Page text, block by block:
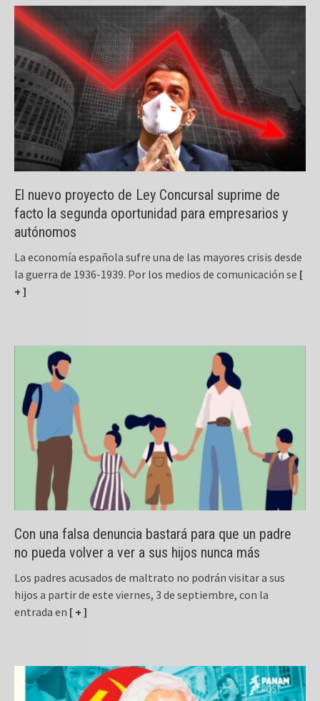
El nuevo proyecto de Ley Concursal suprime de
facto la segunda oportunidad para empresarios y
autónomos
La economía española sufre una de las mayores crisis desde
la guerra de 1936-1939. Por los medios de comunicación se [
+ ]
Con una falsa denuncia bastará para que un padre
no pueda volver a ver a sus hijos nunca más
Los padres acusados de maltrato no podrán visitar a sus
hijos a partir de este viernes, 3 de septiembre, con la
entrada en [ + ]